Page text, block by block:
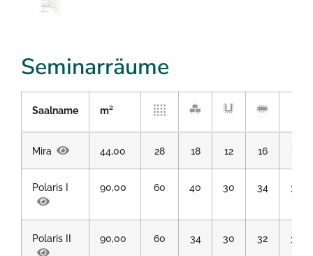
Seminarräume
Saalname m²
Mira 44,00 28 18 12 16 15
Polaris I 90,00 60 40 30 34 36
Polaris II 90,00 60 34 30 32 36